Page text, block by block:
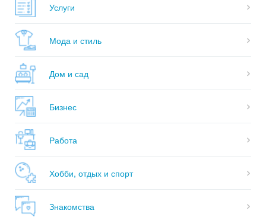
Услуги
Мода и стиль
Дом и сад
Бизнес
Работа
Хобби, отдых и спорт
Знакомства